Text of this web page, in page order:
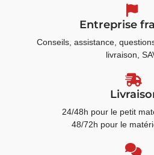
Entreprise
Conseils, assistance,
livraison,
24/48h pour le petit
48/72h pour le